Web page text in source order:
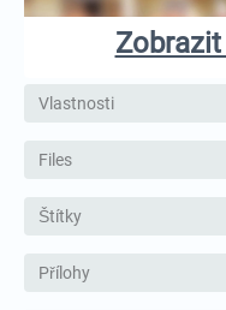
Vlastnosti
Files
Štítky
Přílohy